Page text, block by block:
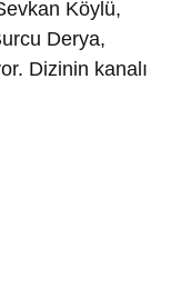
Köylü,
Derya,
Dizinin kanalı